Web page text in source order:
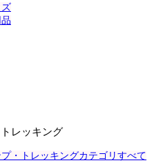
レッキング
・トレッキングカテゴリすべて